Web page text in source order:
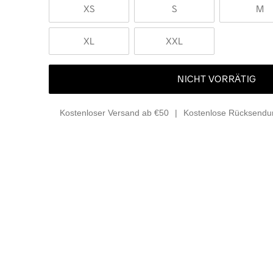
XS S M
XL XXL
NICHT VORRÄTIG
Kostenloser Versand ab €50 Kostenlose